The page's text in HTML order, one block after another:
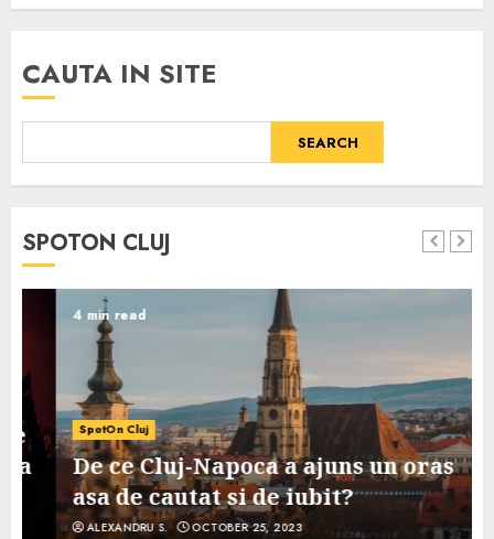
CAUTA IN SITE
SEARCH
SPOTON CLUJ
4 min read
SpotOn Cluj
De ce Cluj-Napoca a ajuns un oras
asa de cautat si de iubit?
ALEXANDRU S. OCTOBER 25, 2023